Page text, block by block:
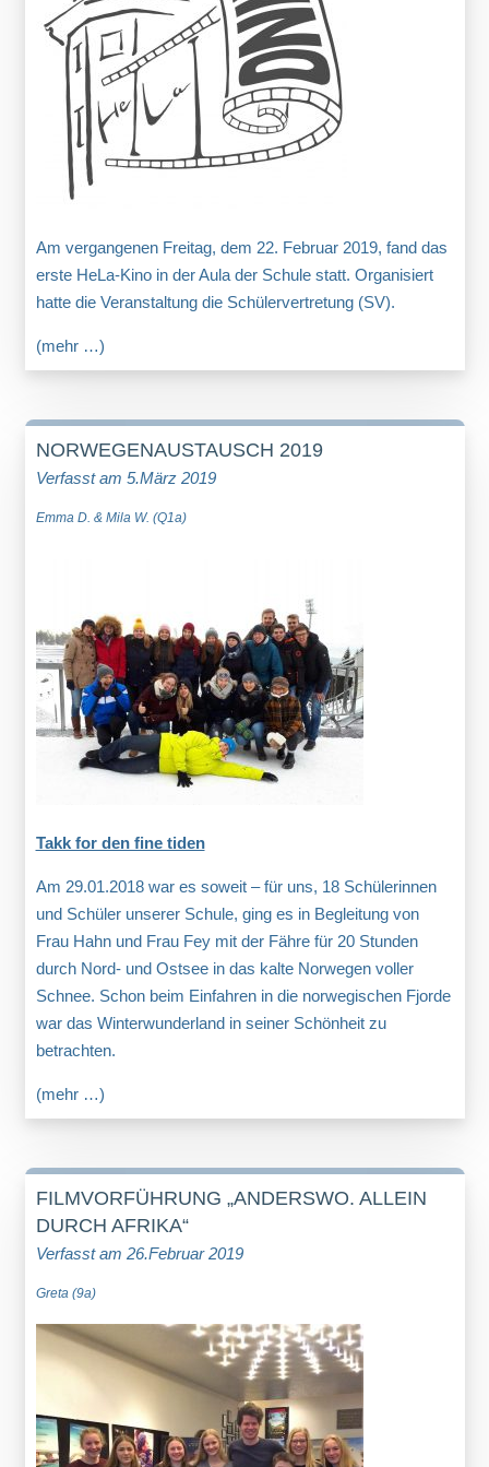
Am vergangenen Freitag, dem 22. Februar 2019, fand das
erste HeLa-Kino in der Aula der Schule statt. Organisiert
hatte die Veranstaltung die Schülervertretung (SV).
(mehr …)
NORWEGENAUSTAUSCH 2019
Verfasst am 5.März 2019
Emma D. & Mila W. (Q1a)
Takk for den fine tiden
Am 29.01.2018 war es soweit – für uns, 18 Schülerinnen
und Schüler unserer Schule, ging es in Begleitung von
Frau Hahn und Frau Fey mit der Fähre für 20 Stunden
durch Nord- und Ostsee in das kalte Norwegen voller
Schnee. Schon beim Einfahren in die norwegischen Fjorde
war das Winterwunderland in seiner Schönheit zu
betrachten.
(mehr …)
FILMVORFÜHRUNG „ANDERSWO. ALLEIN
DURCH AFRIKA“
Verfasst am 26.Februar 2019
Greta (9a)